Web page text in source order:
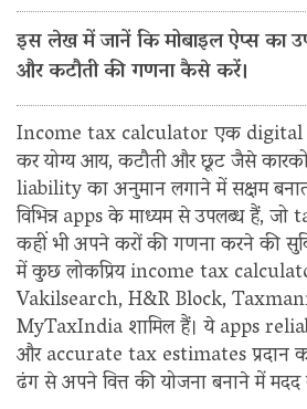
इस लेख में जानें कि मोबाइल ऐप्स का
और कटौती की गणना कैसे करें।
Income tax calculator एक digital
कर योग्य आय, कटौती और छूट जैसे
liability का अनुमान लगाने में सक्षम
विभिन्न apps के माध्यम से उपलब्ध हैं,
कहीं भी अपने करों की गणना करने की
में कुछ लोकप्रिय income tax
Vakilsearch, H&R Block,
MyTaxIndia शामिल हैं। ये apps
और accurate tax estimates प्रदान
ढंग से अपने वित्त की योजना बनाने में